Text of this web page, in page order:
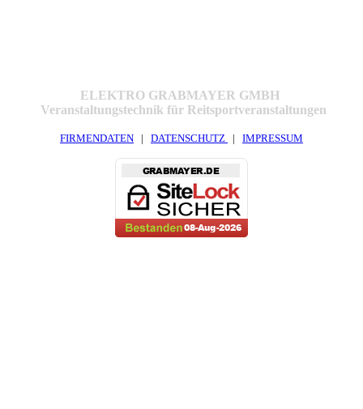
ELEKTRO GRABMAYER GMBH
Veranstaltungstechnik für Reitsportveranstaltungen
FIRMENDATEN | DATENSCHUTZ | IMPRESSUM